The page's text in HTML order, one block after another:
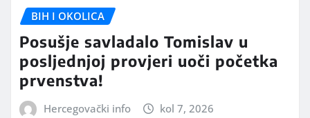
BIH I OKOLICA
Posušje savladalo Tomislav u
posljednjoj provjeri uoči početka
prvenstva!
Hercegovački info kol 7, 2026